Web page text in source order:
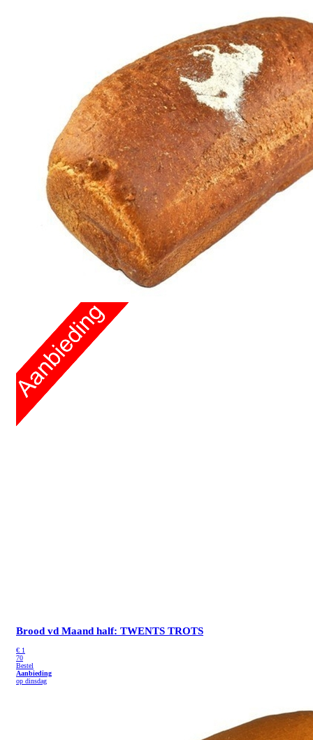
Brood vd Maand half: TWENTS TROTS
€ 1
70
Bestel
Aanbieding
op dinsdag